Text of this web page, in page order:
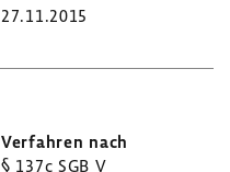
27.11.2015
§ 137c SGB V